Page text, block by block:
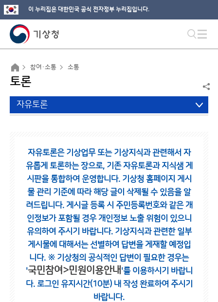
이 누리집은 대한민국 공식 전자정부 누리집입니다.
참여·소통 소통
토론
자유토론
자유토론은 기상업무 또는 기상지식과 관련해서 자
유롭게 토론하는 장으로, 기존 자유토론과 지식샘 게
시판을 통합하여 운영합니다. 기상청 홈페이지 게시
물 관리 기준에 따라 해당 글이 삭제될 수 있음을 알
려드립니다. 게시글 등록 시 주민등록번호와 같은 개
인정보가 포함될 경우 개인정보 노출 위험이 있으니
유의하여 주시기 바랍니다. 기상지식과 관련한 일부
게시물에 대해서는 선별하여 답변을 게재할 예정입
니다. ※ 기상청의 공식적인 답변이 필요한 경우는
'국민참여>민원이용안내 '를 이용하시기 바랍니
다. 로그인 유지시간(10분) 내 작성 완료하여 주시기
바랍니다.